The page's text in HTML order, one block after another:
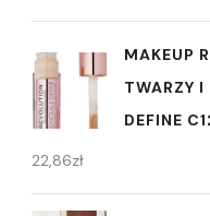
MAKEUP
TWARZY
DEFINE
22,86zł